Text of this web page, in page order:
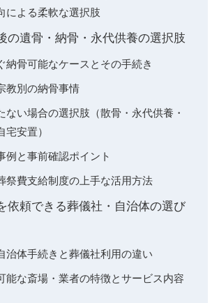
による柔軟な選択肢
の遺骨・納骨・永代供養の選択肢
納骨可能なケースとその手続き
教別の納骨事情
ない場合の選択肢（散骨・永代供養・
宅安置）
例と事前確認ポイント
祭費支給制度の上手な活用方法
依頼できる葬儀社・自治体の選び
治体手続きと葬儀社利用の違い
能な斎場・業者の特徴とサービス内容